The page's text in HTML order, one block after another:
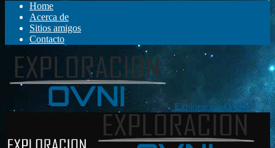
Home
Acerca de
Sitios amigos
Contacto
Exploración OVNI